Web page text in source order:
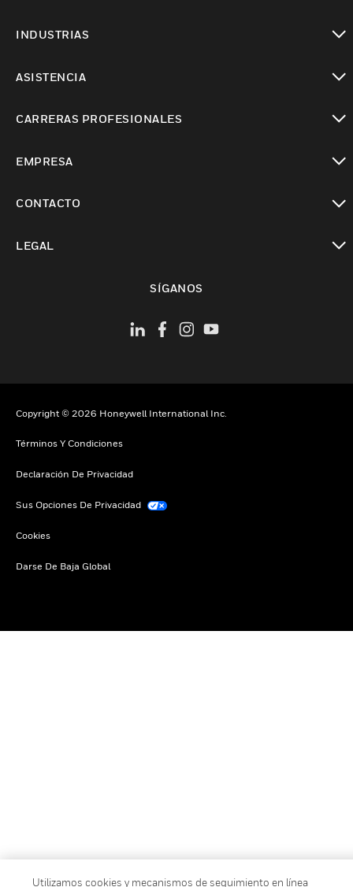
INDUSTRIAS
ASISTENCIA
CARRERAS PROFESIONALES
EMPRESA
CONTACTO
LEGAL
SÍGANOS
Copyright © 2026 Honeywell International Inc.
Términos Y Condiciones
Declaración De Privacidad
Sus Opciones De Privacidad
Cookies
Darse De Baja Global
Utilizamos cookies y mecanismos de seguimiento en línea